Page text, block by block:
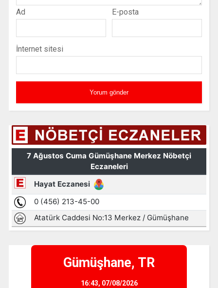
Ad E-posta
İnternet sitesi
Gümüşhane, TR
16:43, 07/08/2026